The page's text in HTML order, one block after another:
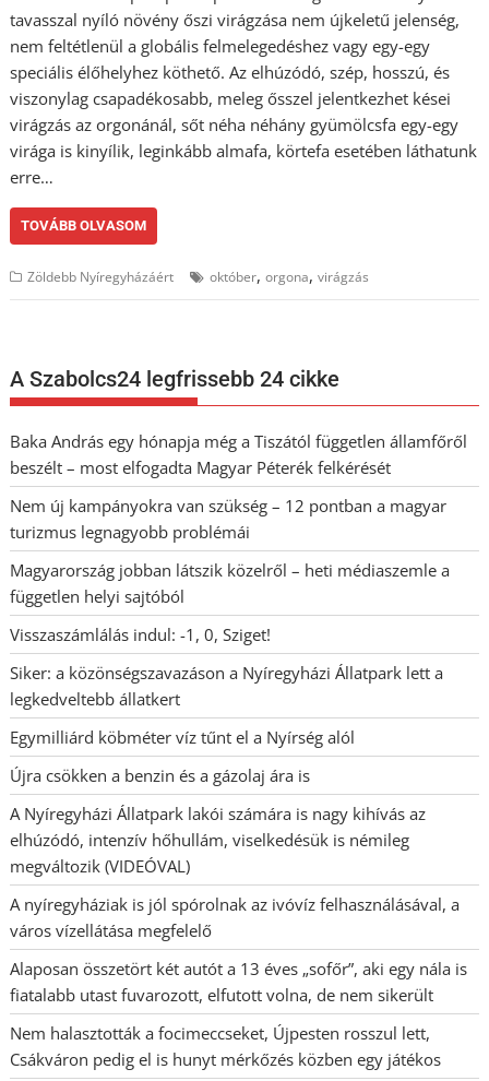
tavasszal nyíló növény őszi virágzása nem újkeletű jelenség,
nem feltétlenül a globális felmelegedéshez vagy egy-egy
speciális élőhelyhez köthető. Az elhúzódó, szép, hosszú, és
viszonylag csapadékosabb, meleg ősszel jelentkezhet kései
virágzás az orgonánál, sőt néha néhány gyümölcsfa egy-egy
virága is kinyílik, leginkább almafa, körtefa esetében láthatunk
erre…
TOVÁBB OLVASOM
Zöldebb Nyíregyházáért október,orgona,virágzás
A Szabolcs24 legfrissebb 24 cikke
Baka András egy hónapja még a Tiszától független államfőről
beszélt – most elfogadta Magyar Péterék felkérését
Nem új kampányokra van szükség – 12 pontban a magyar
turizmus legnagyobb problémái
Magyarország jobban látszik közelről – heti médiaszemle a
független helyi sajtóból
Visszaszámlálás indul: -1, 0, Sziget!
Siker: a közönségszavazáson a Nyíregyházi Állatpark lett a
legkedveltebb állatkert
Egymilliárd köbméter víz tűnt el a Nyírség alól
Újra csökken a benzin és a gázolaj ára is
A Nyíregyházi Állatpark lakói számára is nagy kihívás az
elhúzódó, intenzív hőhullám, viselkedésük is némileg
megváltozik (VIDEÓVAL)
A nyíregyháziak is jól spórolnak az ivóvíz felhasználásával, a
város vízellátása megfelelő
Alaposan összetört két autót a 13 éves „sofőr”, aki egy nála is
fiatalabb utast fuvarozott, elfutott volna, de nem sikerült
Nem halasztották a focimeccseket, Újpesten rosszul lett,
Csákváron pedig el is hunyt mérkőzés közben egy játékos